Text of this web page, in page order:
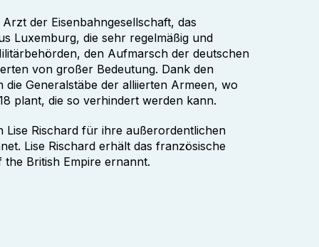
der Eisenbahngesellschaft, das
Luxemburg, die sehr regelmäßig und
den Aufmarsch der deutschen
von großer Bedeutung. Dank den
Generalstäbe der alliierten Armeen, wo
plant, die so verhindert werden kann.
Lise Rischard für ihre außerordentlichen
Lise Rischard erhält das französische
British Empire ernannt.